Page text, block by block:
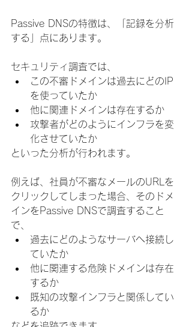
Passive DNSの特徴は、「記録を分析
する」点にあります。
セキュリティ調査では、
この不審ドメインは過去にどのIP
を使っていたか
他に関連ドメインは存在するか
攻撃者がどのようにインフラを変
化させていたか
といった分析が行われます。
例えば、社員が不審なメールのURLを
クリックしてしまった場合、そのドメ
インをPassive DNSで調査すること
で、
過去にどのようなサーバへ接続し
ていたか
他に関連する危険ドメインは存在
するか
既知の攻撃インフラと関係してい
るか